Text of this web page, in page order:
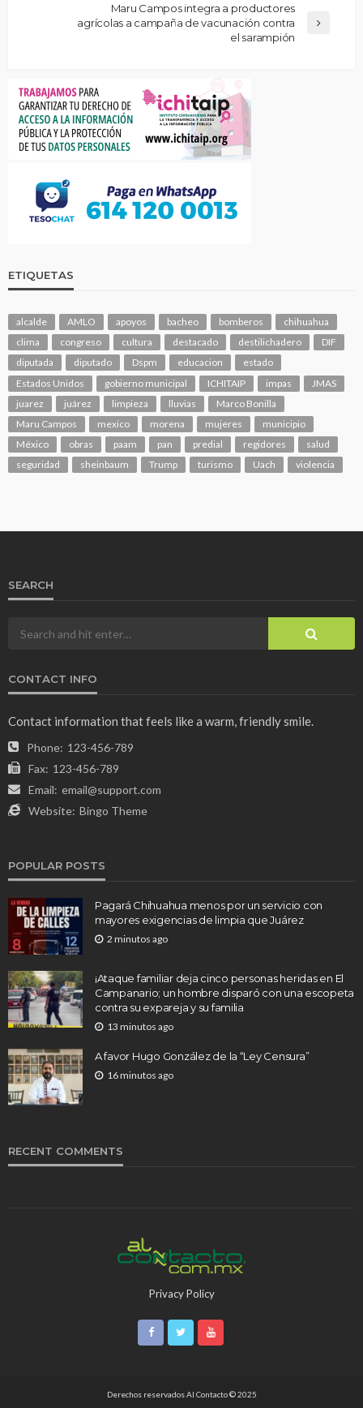
Maru Campos integra a productores
agrícolas a campaña de vacunación contra
el sarampión
ETIQUETAS
alcalde AMLO apoyos bacheo bomberos
chihuahua
clima
congreso cultura destacado destilichadero
DIF
diputada
diputado Dspm educacion
estado
Estados Unidos
gobierno municipal ICHITAIP impas
JMAS
juarez
juárez limpieza lluvias
Marco Bonilla
Maru Campos
mexico morena mujeres
municipio
México
obras paam pan predial regidores
salud
seguridad
sheinbaum Trump turismo Uach violencia
SEARCH
CONTACT INFO
Contact information that feels like a warm, friendly smile.
Phone: 123-456-789
Fax: 123-456-789
Email: email@support.com
Website: Bingo Theme
POPULAR POSTS
Pagará Chihuahua menos por un servicio con
mayores exigencias de limpia que Juárez
2 minutos ago
¡Ataque familiar deja cinco personas heridas en El
Campanario; un hombre disparó con una escopeta
contra su expareja y su familia
13 minutos ago
A favor Hugo González de la “Ley Censura”
16 minutos ago
RECENT COMMENTS
Privacy Policy
Derechos reservados Al Contacto © 2025